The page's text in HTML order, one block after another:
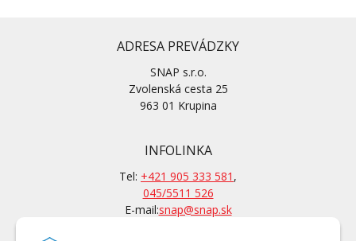
ADRESA PREVÁDZKY
SNAP s.r.o.
Zvolenská cesta 25
963 01 Krupina
INFOLINKA
Tel: +421 905 333 581 ,
045/5511 526
E-mail:snap@snap.sk